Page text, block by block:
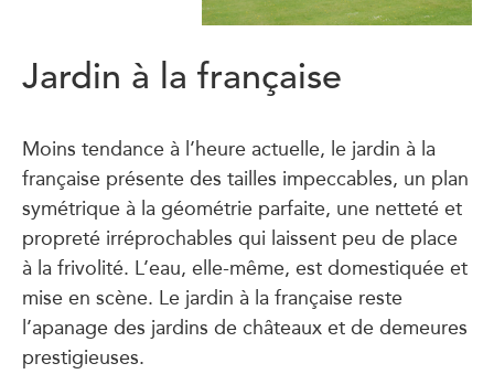
Jardin à la française
Moins tendance à l’heure actuelle, le jardin à la
française présente des tailles impeccables, un plan
symétrique à la géométrie parfaite, une netteté et
propreté irréprochables qui laissent peu de place
à la frivolité. L’eau, elle-même, est domestiquée et
mise en scène. Le jardin à la française reste
l’apanage des jardins de châteaux et de demeures
prestigieuses.